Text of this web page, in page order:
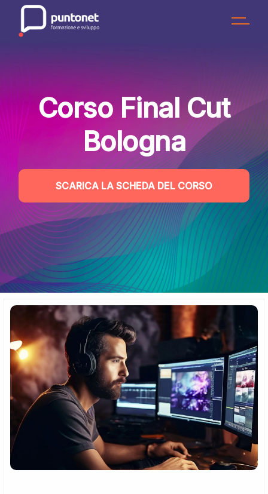
content
Corso Final Cut
Bologna
SCARICA LA SCHEDA DEL CORSO